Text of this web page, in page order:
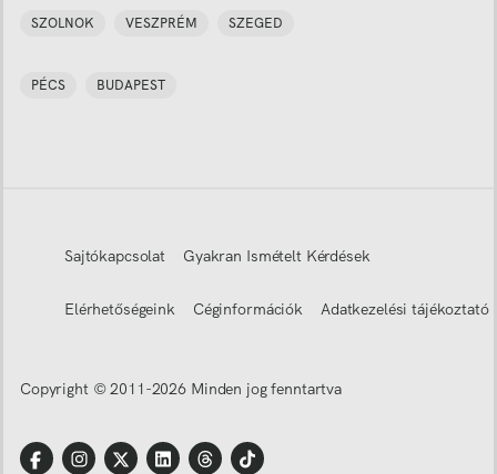
SZOLNOK VESZPRÉM SZEGED
PÉCS BUDAPEST
Sajtókapcsolat Gyakran Ismételt Kérdések
Elérhetőségeink Céginformációk Adatkezelési tájékoztató
Copyright © 2011-2026 Minden jog fenntartva